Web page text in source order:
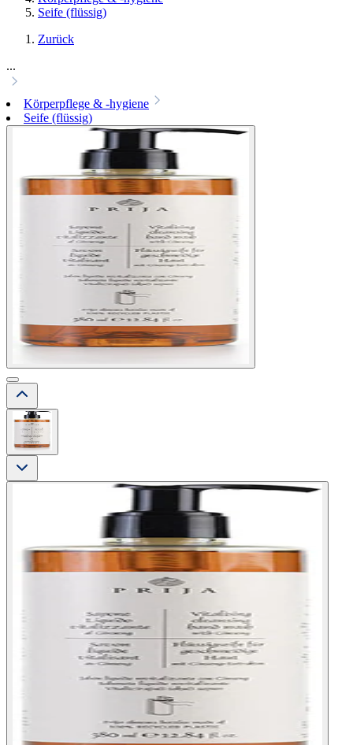
Seife (flüssig)
Zurück
...
Körperpflege & -hygiene
Seife (flüssig)